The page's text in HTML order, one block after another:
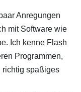
Anregungen
mit Software wie
Ich kenne Flash
Programmen,
richtig spaßiges